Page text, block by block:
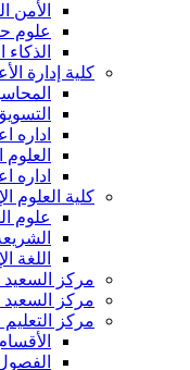
الأمن
علوم
كلية إدارة
اداره
اداره
كلية العلوم
علوم
اللغة
مركز السعيد
مركز السعيد
مركز